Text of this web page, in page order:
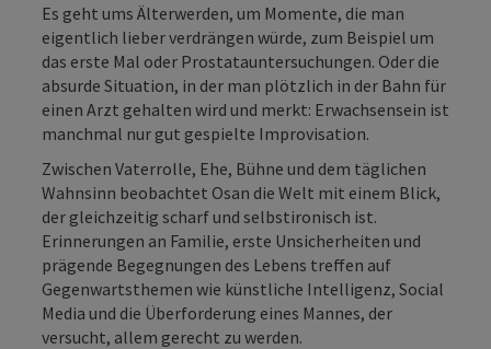
Es geht ums Älterwerden, um Momente, die man
eigentlich lieber verdrängen würde, zum Beispiel um
das erste Mal oder Prostatauntersuchungen. Oder die
absurde Situation, in der man plötzlich in der Bahn für
einen Arzt gehalten wird und merkt: Erwachsensein ist
manchmal nur gut gespielte Improvisation.
Zwischen Vaterrolle, Ehe, Bühne und dem täglichen
Wahnsinn beobachtet Osan die Welt mit einem Blick,
der gleichzeitig scharf und selbstironisch ist.
Erinnerungen an Familie, erste Unsicherheiten und
prägende Begegnungen des Lebens treffen auf
Gegenwartsthemen wie künstliche Intelligenz, Social
Media und die Überforderung eines Mannes, der
versucht, allem gerecht zu werden.